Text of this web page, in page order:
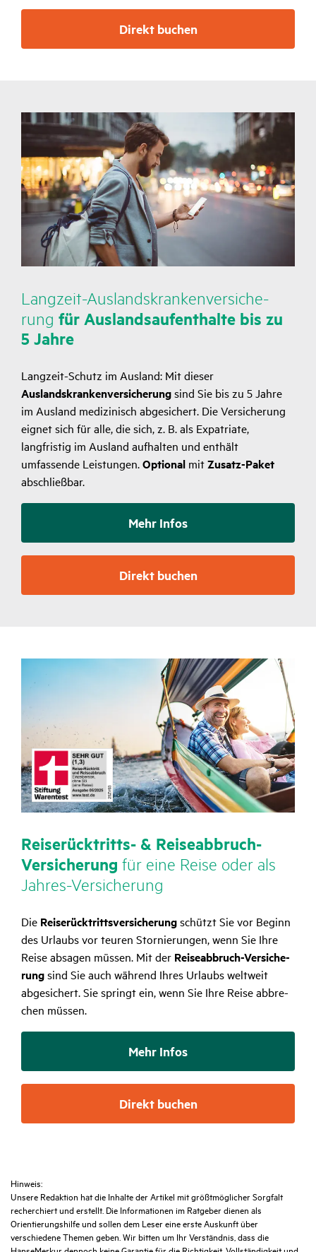
Direkt buchen
Lang­zeit-Auslands­kran­ken­ver­si­che­
rung für Auslands­auf­ent­halte bis zu
5 Jahre
Langzeit-Schutz im Ausland: Mit dieser
Auslandskrankenversicherungsind Sie bis zu 5 Jahre
im Ausland medizinisch abgesichert. Die Versicherung
eignet sich für alle, die sich, z. B. als Expatriate,
langfristig im Ausland aufhalten und enthält
umfassende Leistungen.Optional mitZusatz-Paket
abschließbar.
Mehr Infos
Direkt buchen
Reise­rück­tritts- & Reise­ab­bruch-
Versi­che­rung für eine Reise oder als
Jahres-Versi­che­rung
Die Reise­rück­tritts­ver­si­che­rungschützt Sie vor Beginn
des Urlaubs vor teuren Stor­nie­rungen, wenn Sie Ihre
Reise absagen müssen. Mit der Reise­ab­bruch-Versi­che­
rungsind Sie auch während Ihres Urlaubs welt­weit
abge­si­chert. Sie springt ein, wenn Sie Ihre Reise abbre­
chen müssen.
Mehr Infos
Direkt buchen
Hinweis:
Unsere Redaktion hat die Inhalte der Artikel mit größtmöglicher Sorgfalt
recherchiert und erstellt. Die Informationen im Ratgeber dienen als
Orientierungshilfe und sollen dem Leser eine erste Auskunft über
verschiedene Themen geben. Wir bitten um Ihr Verständnis, dass die